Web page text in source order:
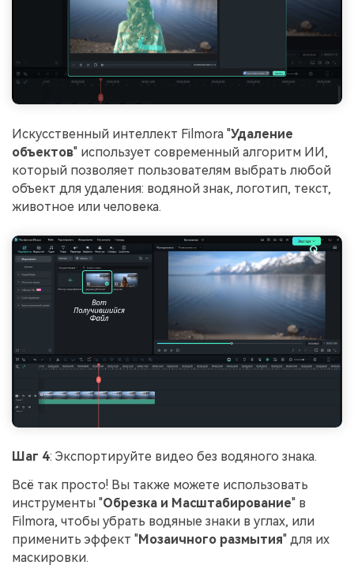
Искусственный интеллект Filmora "Удаление
объектов" использует современный алгоритм ИИ,
который позволяет пользователям выбрать любой
объект для удаления: водяной знак, логотип, текст,
животное или человека.
Шаг 4: Экспортируйте видео без водяного знака.
Всё так просто! Вы также можете использовать
инструменты "Обрезка и Масштабирование" в
Filmora, чтобы убрать водяные знаки в углах, или
применить эффект "Мозаичного размытия" для их
маскировки.